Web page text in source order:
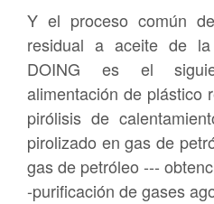
Y el proceso común
residual a aceite de
DOING es el
alimentación de plástico
pirólisis de
pirolizado en gas de
gas de petróleo ---
-purificación de gases